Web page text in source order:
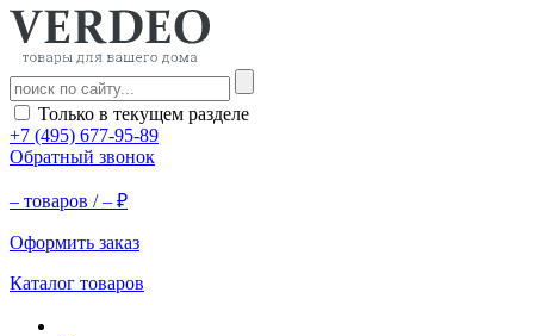
Только в текущем разделе
+7 (495) 677-95-89
Обратный звонок
– товаров /– ₽
Оформить заказ
Каталог товаров